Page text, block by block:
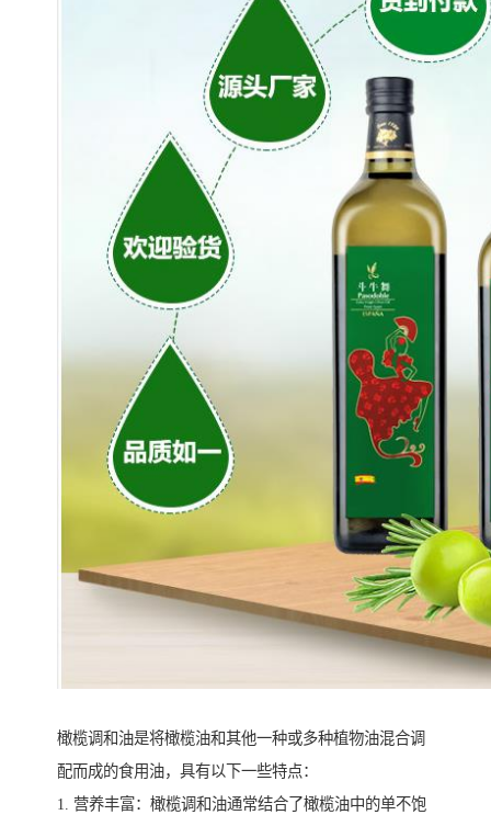
橄榄调和油是将橄榄油和其他一种或多种植物油混合调
配而成的食用油，具有以下一些特点：
1. 营养丰富：橄榄调和油通常结合了橄榄油中的单不饱